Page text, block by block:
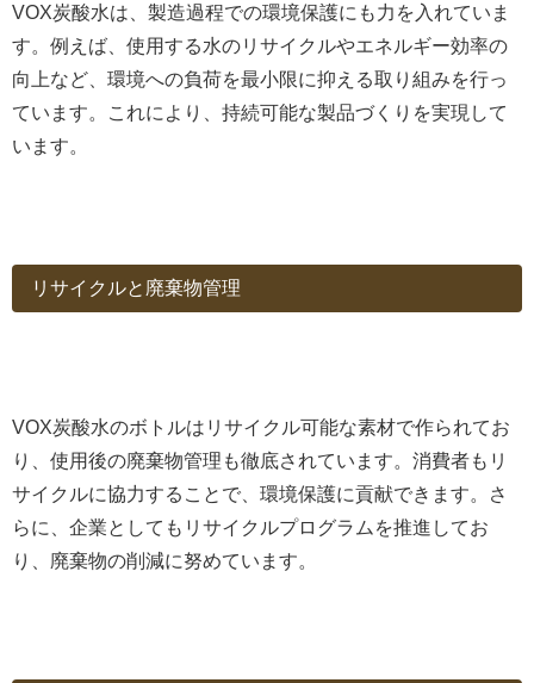
VOX炭酸水は、製造過程での環境保護にも力を入れていま
す。例えば、使用する水のリサイクルやエネルギー効率の
向上など、環境への負荷を最小限に抑える取り組みを行っ
ています。これにより、持続可能な製品づくりを実現して
います。
リサイクルと廃棄物管理
VOX炭酸水のボトルはリサイクル可能な素材で作られてお
り、使用後の廃棄物管理も徹底されています。消費者もリ
サイクルに協力することで、環境保護に貢献できます。さ
らに、企業としてもリサイクルプログラムを推進してお
り、廃棄物の削減に努めています。